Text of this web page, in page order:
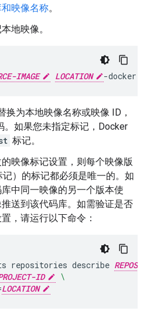
映像名称。
地映像。
IMAGE LOCATION -
换为本地映像名称或映像 ID，
。如果您未指定标记，Docker
标记。
映像标记设置，则每个映像版
记）的标记都必须是唯一的。如
中同一映像的另一个版本使
送到该代码库。如需验证是否
，请运行以下命令：
repositories describe
ID
\
LOCATION